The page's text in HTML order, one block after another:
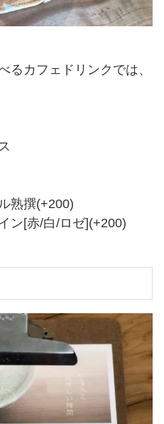
るカフェドリンクでは、
熟撰(+200)
ン[赤/白/ロゼ](+200)